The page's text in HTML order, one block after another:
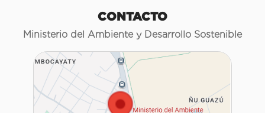
CONTACTO
Ministerio del Ambiente y Desarrollo Sostenible